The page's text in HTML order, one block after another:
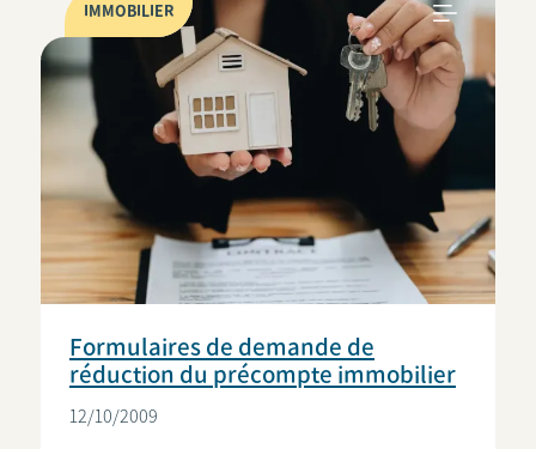
IMMOBILIER
Formulaires de demande de
réduction du précompte immobilier
12/10/2009